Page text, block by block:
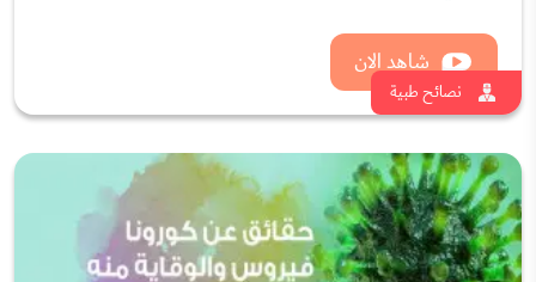
نصائح طبية
شاهد الان